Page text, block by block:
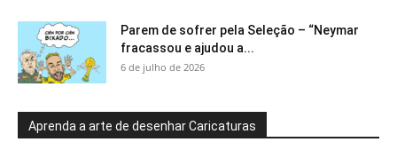
Parem de sofrer pela Seleção – “Neymar
fracassou e ajudou a...
6 de julho de 2026
Aprenda a arte de desenhar Caricaturas